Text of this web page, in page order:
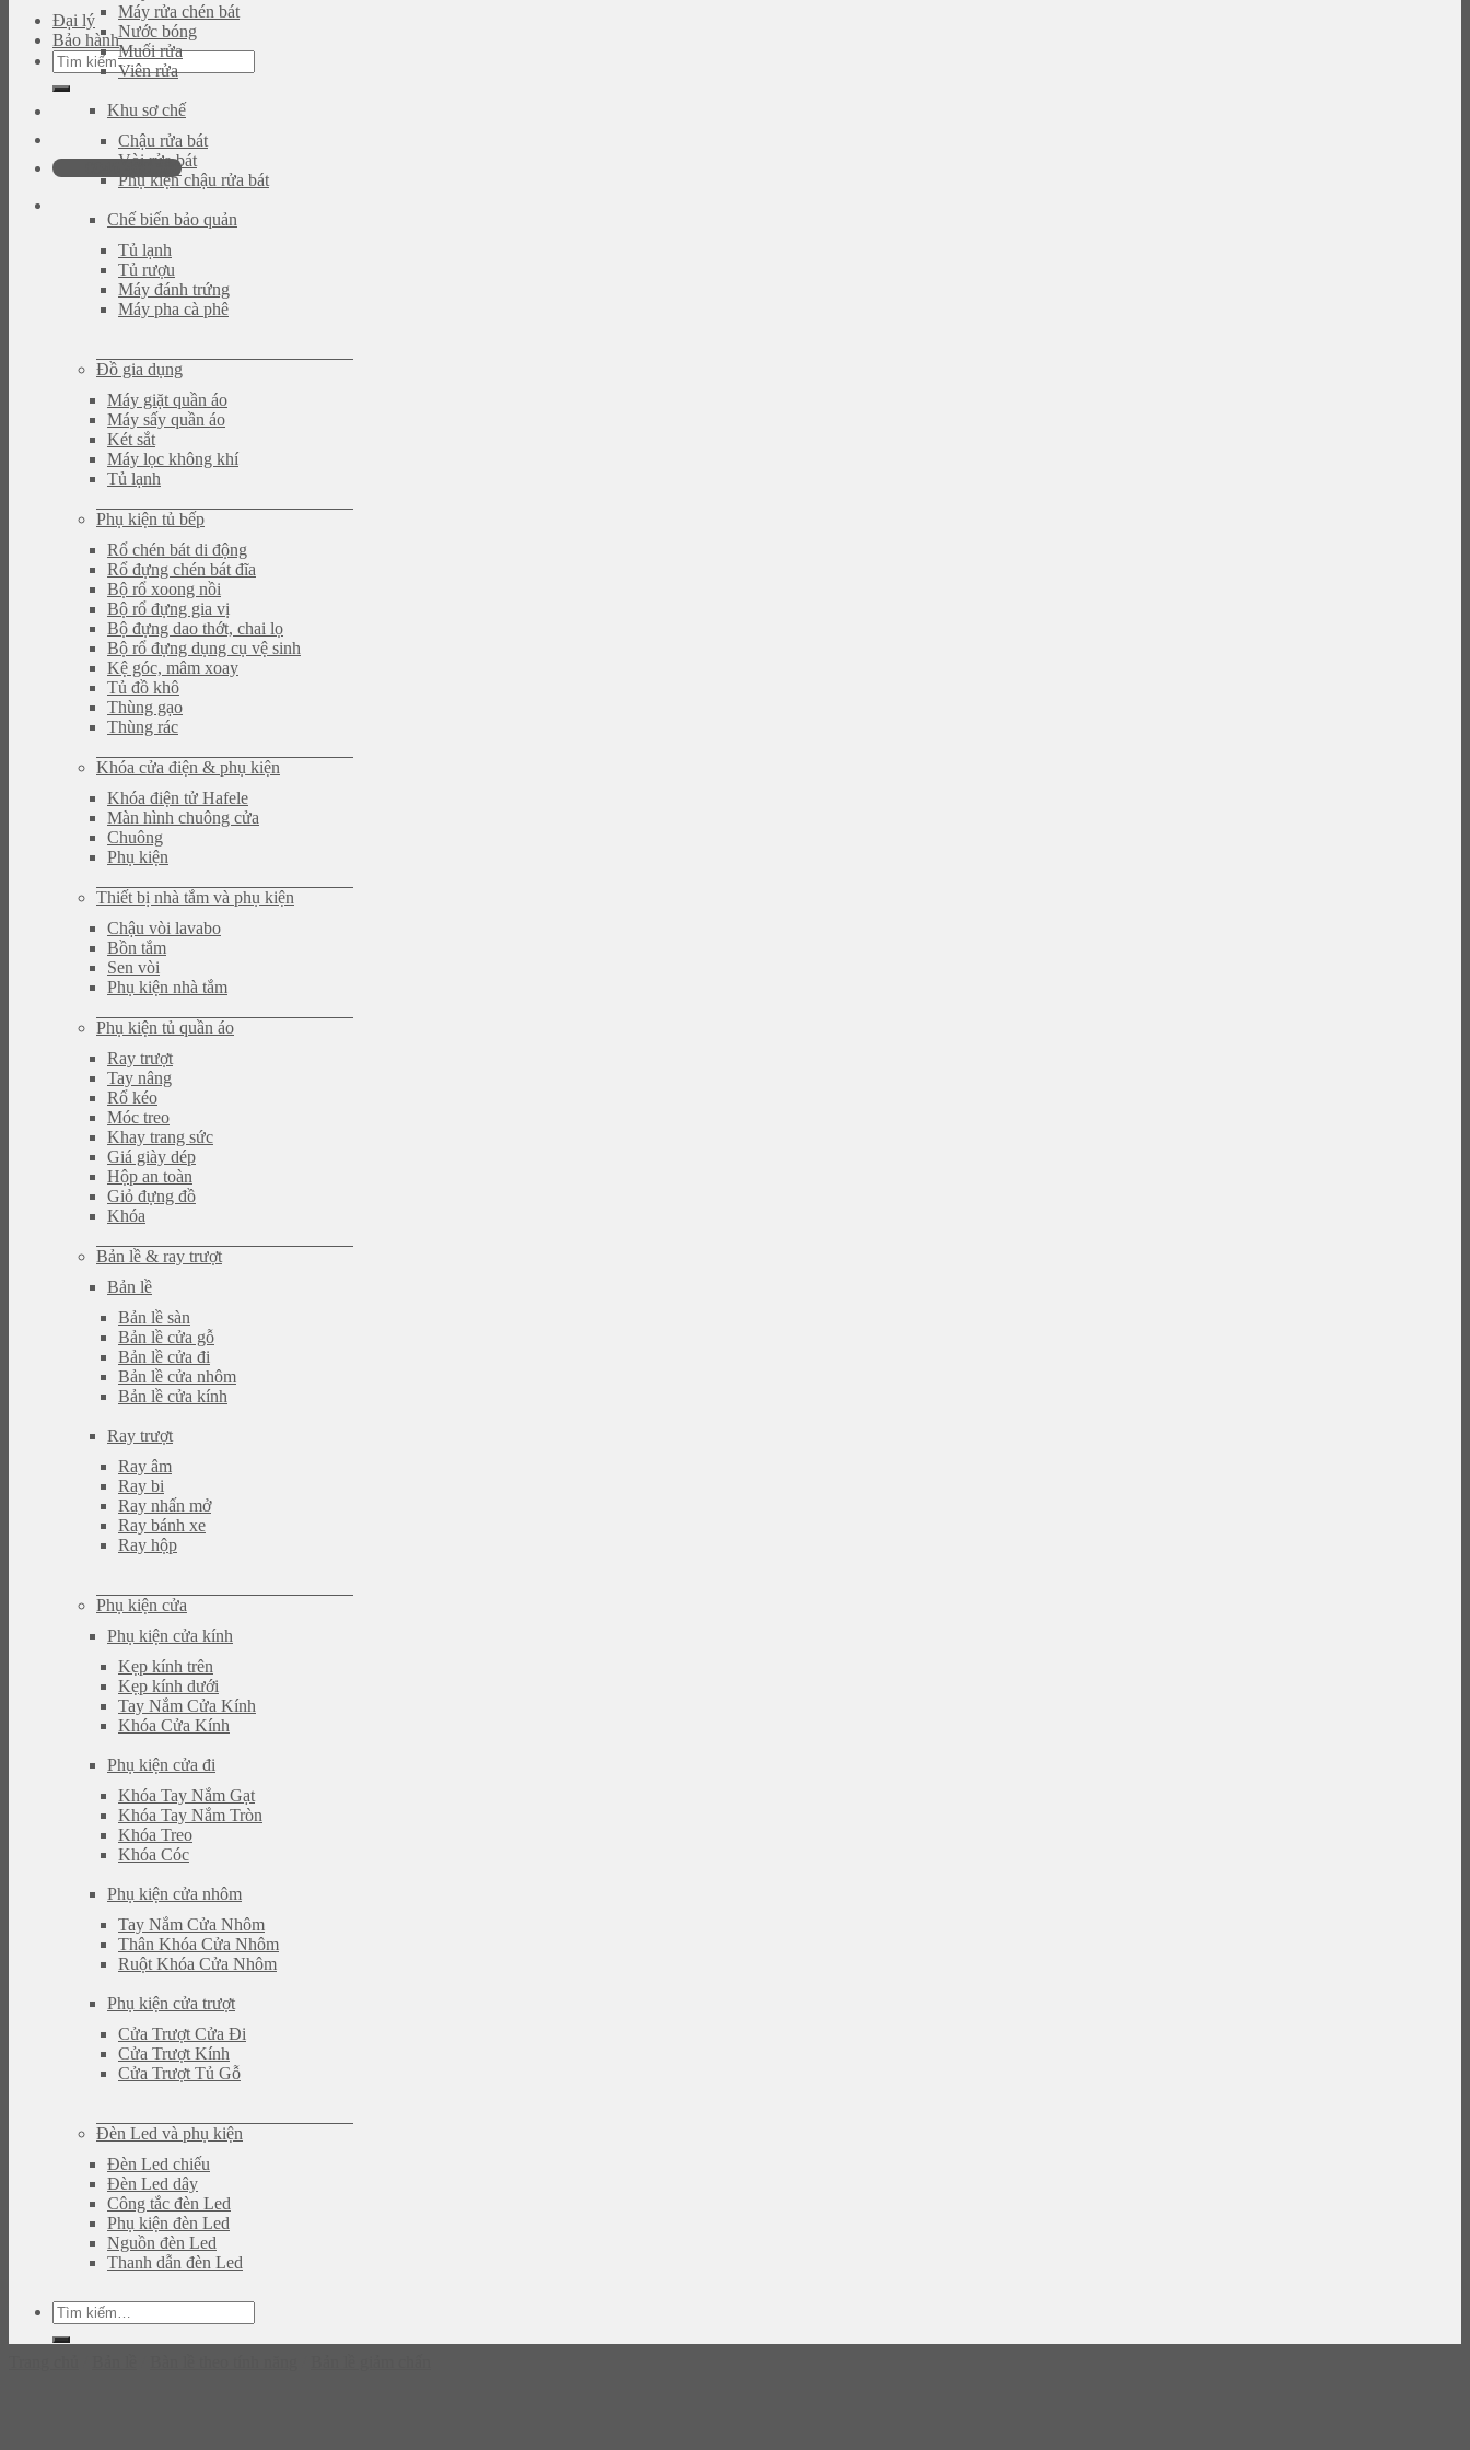
Đại lý
Bảo hành
Tìm
kiếm:
0946.480.580
Máy rửa chén bát
Nước bóng
Muối rửa
Viên rửa
Khu sơ chế
Chậu rửa bát
Vòi rửa bát
Phụ kiện chậu rửa bát
Chế biến bảo quản
Tủ lạnh
Tủ rượu
Máy đánh trứng
Máy pha cà phê
Đồ gia dụng
Máy giặt quần áo
Máy sấy quần áo
Két sắt
Máy lọc không khí
Tủ lạnh
Phụ kiện tủ bếp
Rổ chén bát di động
Rổ đựng chén bát đĩa
Bộ rổ xoong nồi
Bộ rổ đựng gia vị
Bộ đựng dao thớt, chai lọ
Bộ rổ đựng dụng cụ vệ sinh
Kệ góc, mâm xoay
Tủ đồ khô
Thùng gạo
Thùng rác
Khóa cửa điện & phụ kiện
Khóa điện tử Hafele
Màn hình chuông cửa
Chuông
Phụ kiện
Thiết bị nhà tắm và phụ kiện
Chậu vòi lavabo
Bồn tắm
Sen vòi
Phụ kiện nhà tắm
Phụ kiện tủ quần áo
Ray trượt
Tay nâng
Rổ kéo
Móc treo
Khay trang sức
Giá giày dép
Hộp an toàn
Giỏ đựng đồ
Khóa
Bản lề & ray trượt
Bản lề
Bản lề sàn
Bản lề cửa gỗ
Bản lề cửa đi
Bản lề cửa nhôm
Bản lề cửa kính
Ray trượt
Ray âm
Ray bi
Ray nhấn mở
Ray bánh xe
Ray hộp
Phụ kiện cửa
Phụ kiện cửa kính
Kẹp kính trên
Kẹp kính dưới
Tay Nắm Cửa Kính
Khóa Cửa Kính
Phụ kiện cửa đi
Khóa Tay Nắm Gạt
Khóa Tay Nắm Tròn
Khóa Treo
Khóa Cóc
Phụ kiện cửa nhôm
Tay Nắm Cửa Nhôm
Thân Khóa Cửa Nhôm
Ruột Khóa Cửa Nhôm
Phụ kiện cửa trượt
Cửa Trượt Cửa Đi
Cửa Trượt Kính
Cửa Trượt Tủ Gỗ
Đèn Led và phụ kiện
Đèn Led chiếu
Đèn Led dây
Công tắc đèn Led
Phụ kiện đèn Led
Nguồn đèn Led
Thanh dẫn đèn Led
Tìm
kiếm: